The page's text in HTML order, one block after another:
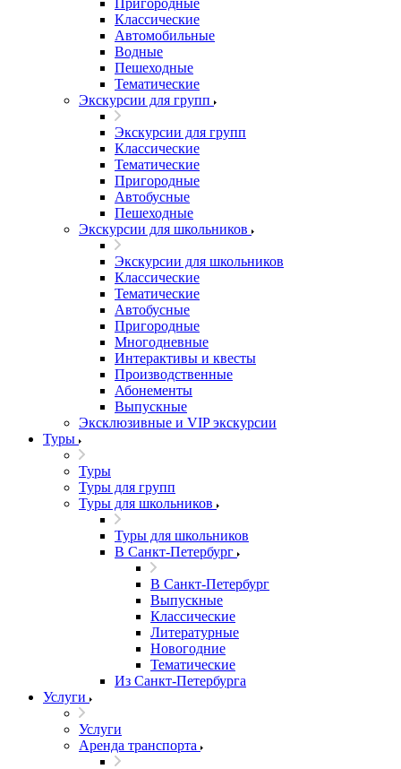
Пригородные
Классические
Автомобильные
Водные
Пешеходные
Тематические
Экскурсии для групп
Экскурсии для групп
Классические
Тематические
Пригородные
Автобусные
Пешеходные
Экскурсии для школьников
Экскурсии для школьников
Классические
Тематические
Автобусные
Пригородные
Многодневные
Интерактивы и квесты
Производственные
Абонементы
Выпускные
Эксклюзивные и VIP экскурсии
Туры
Туры
Туры для групп
Туры для школьников
Туры для школьников
В Санкт-Петербург
В Санкт-Петербург
Выпускные
Классические
Литературные
Новогодние
Тематические
Из Санкт-Петербурга
Услуги
Услуги
Аренда транспорта